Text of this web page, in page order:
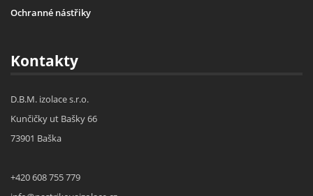
Ochranné nástřiky
Kontakty
D.B.M. izolace s.r.o.
Kunčičky ut Bašky 66
73901 Baška
+420 608 755 779